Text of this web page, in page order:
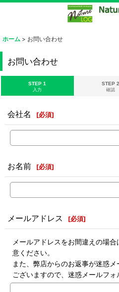
ホーム > お問い合わせ
お問い合わせ
STEP 1
入力
STEP 2
確認
会社名 [必須]
お名前 [必須]
メールアドレス [必須]
メールアドレスをお間違えの場
意ください。
また、弊店からのお返事が迷惑
ございますので、迷惑メールフォ